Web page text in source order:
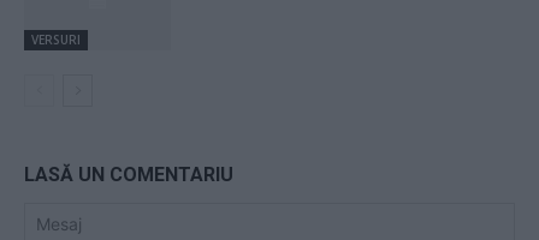
VERSURI
LASĂ UN COMENTARIU